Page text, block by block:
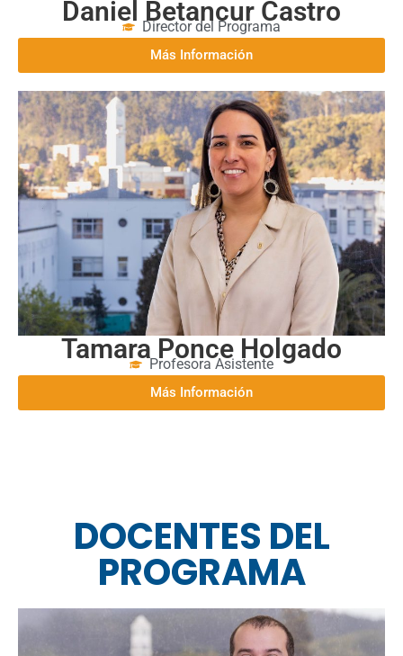
Daniel Betancur Castro
Más Información
Tamara Ponce Holgado
DOCENTES DEL
PROGRAMA